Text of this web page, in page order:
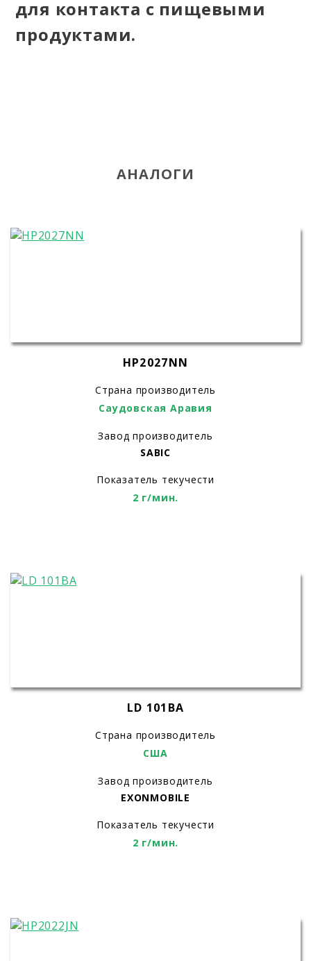
для контакта с пищевыми
продуктами.
АНАЛОГИ
HP2027NN
Страна производитель
Саудовская Аравия
Завод производитель
SABIC
Показатель текучести
2 г/мин.
LD 101BA
Страна производитель
США
Завод производитель
EXONMOBILE
Показатель текучести
2 г/мин.